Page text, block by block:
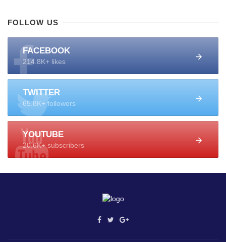
FOLLOW US
FACEBOOK
214.8K+ likes
TWITTER
65.8K+ followers
YOUTUBE
20.6K+ subscribers